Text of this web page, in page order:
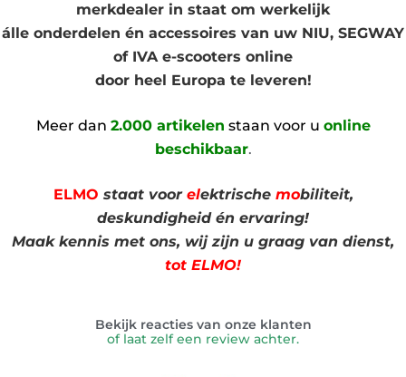
merkdealer in staat om werkelijk
álle onderdelen én accessoires van uw NIU, SEGWAY
of IVA e-scooters online
door heel Europa te leveren!
Meer dan 2.000 artikelen staan voor u online
beschikbaar.
ELMO staat voor elektrische mobiliteit,
deskundigheid én ervaring!
Maak kennis met ons, wij zijn u graag van dienst,
tot ELMO!
Bekijk reacties van onze klanten
of laat zelf een review achter.